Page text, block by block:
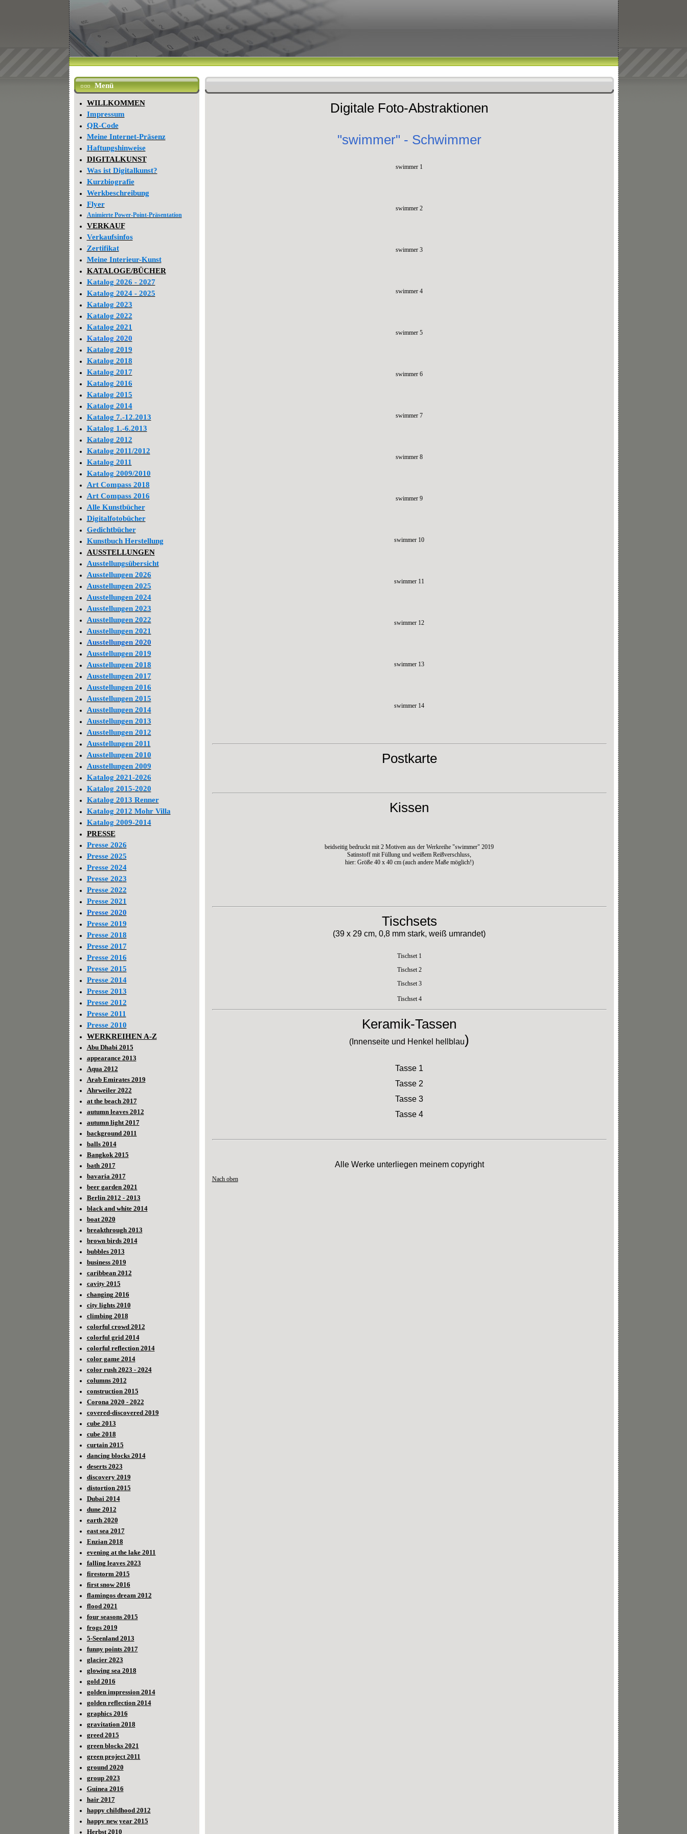
Menü
WILLKOMMEN
Impressum
QR-Code
Meine Internet-Präsenz
Haftungshinweise
DIGITALKUNST
Was ist Digitalkunst?
Kurzbiografie
Werkbeschreibung
Flyer
Animierte Power-Point-Präsentation
VERKAUF
Verkaufsinfos
Zertifikat
Meine Interieur-Kunst
KATALOGE/BÜCHER
Katalog 2026 - 2027
Katalog 2024 - 2025
Katalog 2023
Katalog 2022
Katalog 2021
Katalog 2020
Katalog 2019
Katalog 2018
Katalog 2017
Katalog 2016
Katalog 2015
Katalog 2014
Katalog 7.-12.2013
Katalog 1.-6.2013
Katalog 2012
Katalog 2011/2012
Katalog 2011
Katalog 2009/2010
Art Compass 2018
Art Compass 2016
Alle Kunstbücher
Digitalfotobücher
Gedichtbücher
Kunstbuch Herstellung
AUSSTELLUNGEN
Ausstellungsübersicht
Ausstellungen 2026
Ausstellungen 2025
Ausstellungen 2024
Ausstellungen 2023
Ausstellungen 2022
Ausstellungen 2021
Ausstellungen 2020
Ausstellungen 2019
Ausstellungen 2018
Ausstellungen 2017
Ausstellungen 2016
Ausstellungen 2015
Ausstellungen 2014
Ausstellungen 2013
Ausstellungen 2012
Ausstellungen 2011
Ausstellungen 2010
Ausstellungen 2009
Katalog 2021-2026
Katalog 2015-2020
Katalog 2013 Renner
Katalog 2012 Mohr Villa
Katalog 2009-2014
PRESSE
Presse 2026
Presse 2025
Presse 2024
Presse 2023
Presse 2022
Presse 2021
Presse 2020
Presse 2019
Presse 2018
Presse 2017
Presse 2016
Presse 2015
Presse 2014
Presse 2013
Presse 2012
Presse 2011
Presse 2010
WERKREIHEN A-Z
Abu Dhabi 2015
appearance 2013
Aqua 2012
Arab Emirates 2019
Ahrweiler 2022
at the beach 2017
autumn leaves 2012
autumn light 2017
background 2011
balls 2014
Bangkok 2015
bath 2017
bavaria 2017
beer garden 2021
Berlin 2012 - 2013
black and white 2014
boat 2020
breakthrough 2013
brown birds 2014
bubbles 2013
business 2019
caribbean 2012
cavity 2015
changing 2016
city lights 2010
climbing 2018
colorful crowd 2012
colorful grid 2014
colorful reflection 2014
color game 2014
color rush 2023 - 2024
columns 2012
construction 2015
Corona 2020 - 2022
covered-discovered 2019
cube 2013
cube 2018
curtain 2015
dancing blocks 2014
deserts 2023
discovery 2019
distortion 2015
Dubai 2014
dune 2012
earth 2020
east sea 2017
Enzian 2018
evening at the lake 2011
falling leaves 2023
firestorm 2015
first snow 2016
flamingos dream 2012
flood 2021
four seasons 2015
frogs 2019
5-Seenland 2013
funny points 2017
glacier 2023
glowing sea 2018
gold 2016
golden impression 2014
golden reflection 2014
graphics 2016
gravitation 2018
greed 2015
green blocks 2021
green project 2011
ground 2020
group 2023
Guinea 2016
hair 2017
happy childhood 2012
happy new year 2015
Herbst 2010
Digitale Foto-Abstraktionen
"swimmer" - Schwimmer
swimmer 1
swimmer 2
swimmer 3
swimmer 4
swimmer 5
swimmer 6
swimmer 7
swimmer 8
swimmer 9
swimmer 10
swimmer 11
swimmer 12
swimmer 13
swimmer 14
Postkarte
Kissen
beidseitig bedruckt mit 2 Motiven aus der Werkreihe "swimmer" 2019
Satinstoff mit Füllung und weißem Reißverschluss,
hier: Größe 40 x 40 cm (auch andere Maße möglich!)
Tischsets
(39 x 29 cm, 0,8 mm stark, weiß umrandet)
Tischset 1
Tischset 2
Tischset 3
Tischset 4
Keramik-Tassen
(Innenseite und Henkel hellblau)
Tasse 1
Tasse 2
Tasse 3
Tasse 4
Alle Werke unterliegen meinem copyright
Nach oben